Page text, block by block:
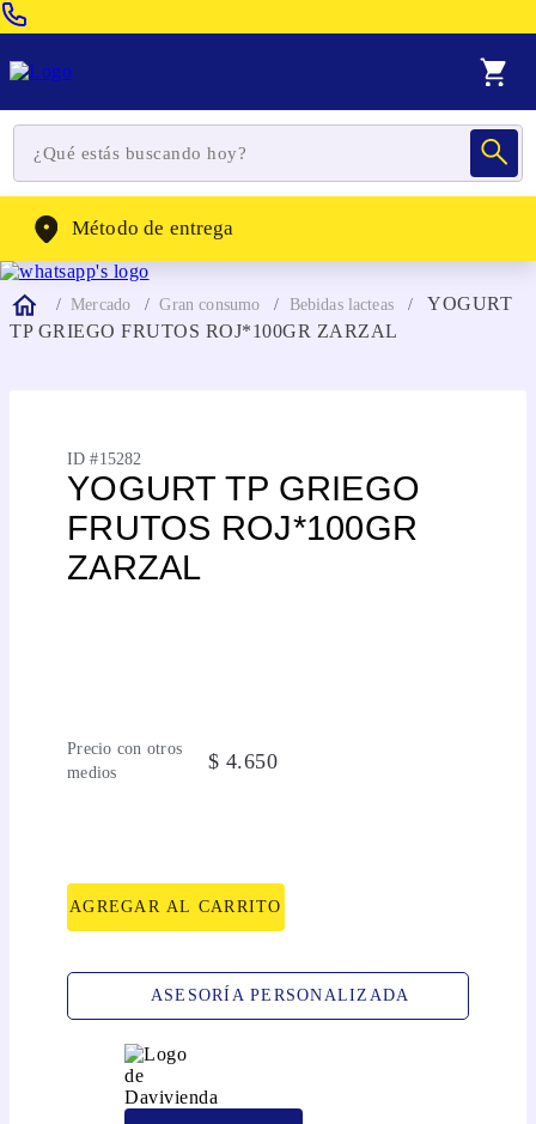
WhatsApp: (302) 262-4104
Método de entrega
Mercado Gran consumo Bebidas lacteas
YOGURT
TP GRIEGO FRUTOS ROJ*100GR ZARZAL
ID #15282
YOGURT TP GRIEGO
FRUTOS ROJ*100GR
ZARZAL
Precio con otros
medios
$ 4.650
AGREGAR AL CARRITO
ASESORÍA PERSONALIZADA